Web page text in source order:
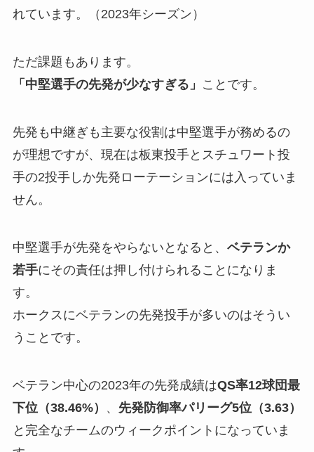
れています。（2023年シーズン）
ただ課題もあります。
「中堅選手の先発が少なすぎる」 ことです。
先発も中継ぎも主要な役割は中堅選手が務めるの
が理想ですが、現在は板東投手とスチュワート投
手の2投手しか先発ローテーションには入っていま
せん。
中堅選手が先発をやらないとなると、 ベテランか
若手にその責任は押し付けられることになりま
す。
ホークスにベテランの先発投手が多いのはそうい
うことです。
ベテラン中心の2023年の先発成績はQS率12球団最
下位（38.46%）
、 先発防御率パリーグ5位（3.63）
と完全なチームのウィークポイントになっていま